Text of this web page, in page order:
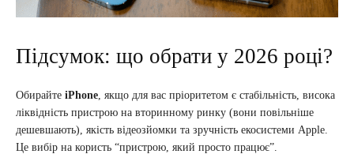
Підсумок: що обрати у 2026 році?
Обирайте iPhone , якщо для вас пріоритетом є стабільність, висока
ліквідність пристрою на вторинному ринку (вони повільніше
дешевшають), якість відеозйомки та зручність екосистеми Apple.
Це вибір на користь “пристрою, який просто працює”.